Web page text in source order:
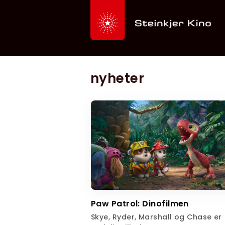
nyheter
Paw Patrol: Dinofilmen
Skye, Ryder, Marshall og Chase er